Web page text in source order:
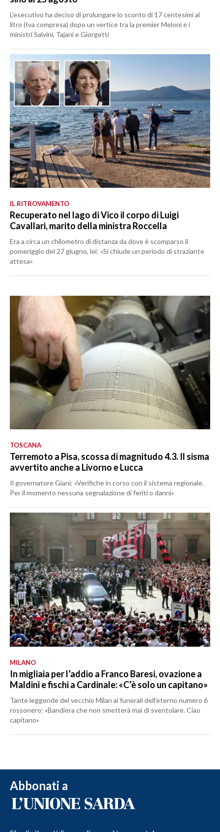
L'esecutivo ha deciso di prolungare lo sconto di 17 centesimi al
litro (Iva compresa) dopo un vertice tra la premier Meloni e i
ministri Salvini, Tajani e Giorgetti
IL RITROVAMENTO
Recuperato nel lago di Vico il corpo di Luigi
Cavallari, marito della ministra Roccella
Era a circa un chilometro di distanza da dove è scomparso il
pomeriggio del 27 giugno, lei: «Si chiude un periodo di straziante
attesa»
TOSCANA
Terremoto a Pisa, scossa di magnitudo 4.3. Il sisma
avvertito anche a Livorno e Lucca
Il governatore Giani: «Verifiche in corso con il sistema regionale.
Per il momento nessuna segnalazione di feriti o danni»
MILANO
In migliaia per l’addio a Franco Baresi, ovazione a
Maldini e fischi a Cardinale: «C’è solo un capitano»
Tante leggende del vecchio Milan ai funerali dell’eterno numero 6
rossonero: «Bandiera che non smetterà mai di sventolare. Ciao
capitano»
Abbonati a